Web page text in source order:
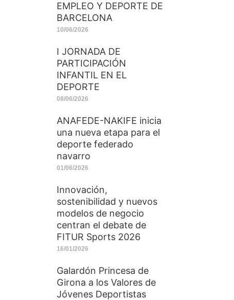
EMPLEO Y DEPORTE DE
BARCELONA
10/06/2026
I JORNADA DE
PARTICIPACIÓN
INFANTIL EN EL
DEPORTE
08/06/2026
ANAFEDE-NAKIFE inicia
una nueva etapa para el
deporte federado
navarro
01/06/2026
Innovación,
sostenibilidad y nuevos
modelos de negocio
centran el debate de
FITUR Sports 2026
16/01/2026
Galardón Princesa de
Girona a los Valores de
Jóvenes Deportistas